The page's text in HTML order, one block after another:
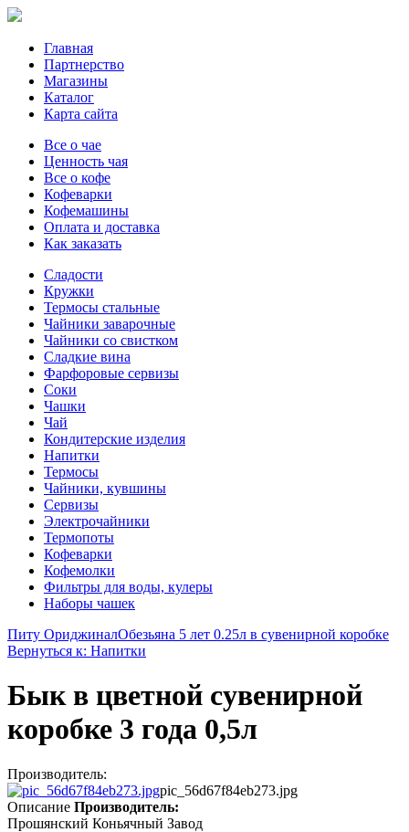
Главная
Партнерство
Магазины
Каталог
Карта сайта
Все о чае
Ценность чая
Все о кофе
Кофеварки
Кофемашины
Оплата и доставка
Как заказать
Сладости
Кружки
Термосы стальные
Чайники заварочные
Чайники со свистком
Сладкие вина
Фарфоровые сервизы
Соки
Чашки
Чай
Кондитерские изделия
Напитки
Термосы
Чайники, кувшины
Сервизы
Электрочайники
Термопоты
Кофеварки
Кофемолки
Фильтры для воды, кулеры
Наборы чашек
Питу ОриджиналОбезьяна 5 лет 0.25л в сувенирной коробке
Вернуться к: Напитки
Бык в цветной сувенирной
коробке 3 года 0,5л
Производитель:
pic_56d67f84eb273.jpg
Описание Производитель:
Прошянский Коньячный Завод